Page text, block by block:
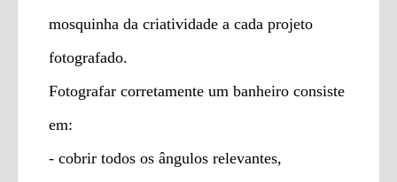
mosquinha da criatividade a cada projeto
fotografado.
Fotografar corretamente um banheiro consiste
em:
- cobrir todos os ângulos relevantes,